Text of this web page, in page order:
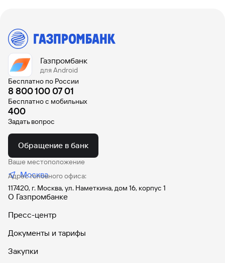
Газпромбанк
для Android
Бесплатно по России
8 800 100 07 01
Бесплатно с мобильных
400
Задать вопрос
Обращение в банк
Ваше местоположение
Москва
Адрес головного офиса:
117420, г. Москва, ул. Наметкина, дом 16, корпус 1
О Газпромбанке
Пресс-центр
Документы и тарифы
Закупки